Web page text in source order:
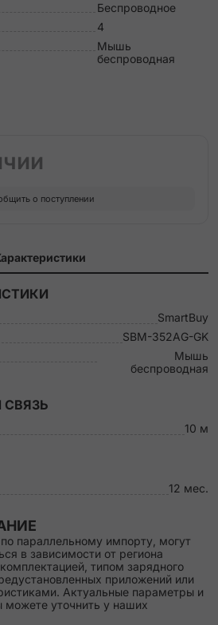
Беспроводное
4
Мышь
беспроводная
о поступлении
SmartBuy
SBM-352AG-GK
Мышь
беспроводная
10 м
12 мес.
параллельному импорту, могут
в зависимости от региона
типом зарядного
приложений или
Актуальные параметры и
можете уточнить у наших